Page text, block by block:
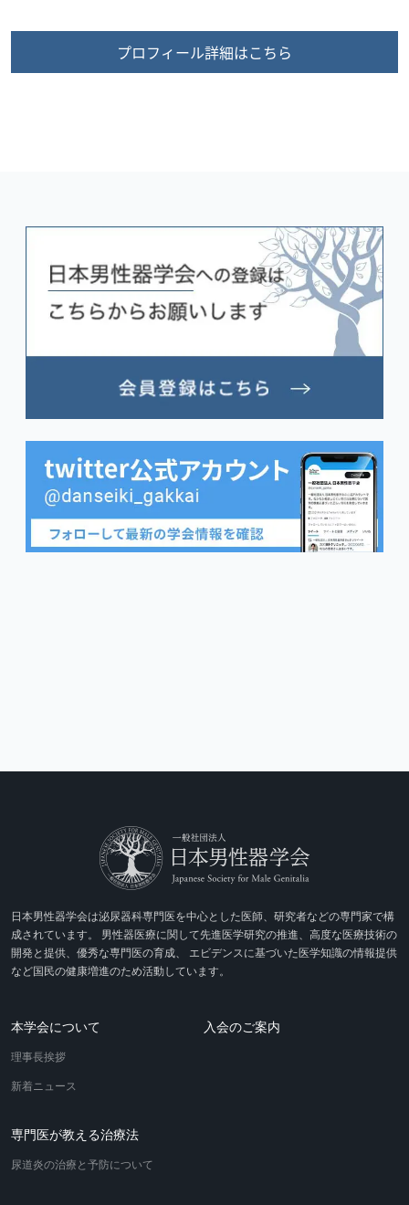
プロフィール詳細はこちら
日本男性器学会は泌尿器科専門医を中心とした医師、研究者などの専門家で構
成されています。
男性器医療に関して先進医学研究の推進、高度な医療技術の
開発と提供、優秀な専門医の育成、
エビデンスに基づいた医学知識の情報提供
など国民の健康増進のため活動しています。
本学会について
理事長挨拶
新着ニュース
入会のご案内
専門医が教える治療法
尿道炎の治療と予防について